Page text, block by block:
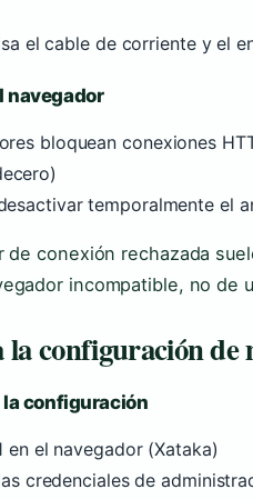
el cable de corriente y el
navegador
bloquean conexiones
temporalmente el
de conexión rechazada
incompatible, no de
la configuración
la configuración
en el navegador (Xataka)
credenciales de